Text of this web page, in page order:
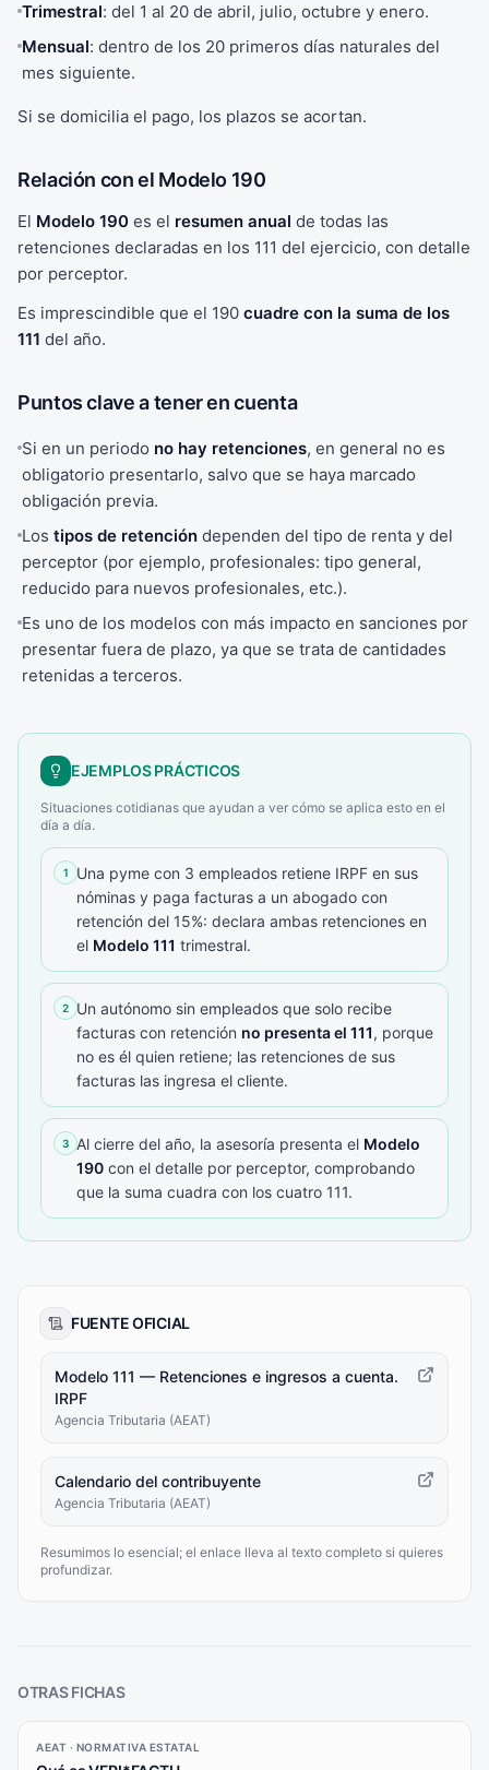
Trimestral: del 1 al 20 de abril, julio, octubre y enero.
Mensual: dentro de los 20 primeros días naturales del
mes siguiente.
Si se domicilia el pago, los plazos se acortan.
Relación con el Modelo 190
El Modelo 190 es el resumen anual de todas las
retenciones declaradas en los 111 del ejercicio, con detalle
por perceptor.
Es imprescindible que el 190 cuadre con la suma de los
111 del año.
Puntos clave a tener en cuenta
Si en un periodo no hay retenciones, en general no es
obligatorio presentarlo, salvo que se haya marcado
obligación previa.
Los tipos de retención dependen del tipo de renta y del
perceptor (por ejemplo, profesionales: tipo general,
reducido para nuevos profesionales, etc.).
Es uno de los modelos con más impacto en sanciones por
presentar fuera de plazo, ya que se trata de cantidades
retenidas a terceros.
EJEMPLOS PRÁCTICOS
Situaciones cotidianas que ayudan a ver cómo se aplica esto en el
día a día.
1
Una pyme con 3 empleados retiene IRPF en sus
nóminas y paga facturas a un abogado con
retención del 15%: declara ambas retenciones en
el Modelo 111 trimestral.
2 Un autónomo sin empleados que solo recibe
facturas con retención no presenta el 111, porque
no es él quien retiene; las retenciones de sus
facturas las ingresa el cliente.
3 Al cierre del año, la asesoría presenta el Modelo
190 con el detalle por perceptor, comprobando
que la suma cuadra con los cuatro 111.
FUENTE OFICIAL
Modelo 111 — Retenciones e ingresos a cuenta.
IRPF
Agencia Tributaria (AEAT)
Calendario del contribuyente
Agencia Tributaria (AEAT)
Resumimos lo esencial; el enlace lleva al texto completo si quieres
profundizar.
OTRAS FICHAS
AEAT · NORMATIVA ESTATAL